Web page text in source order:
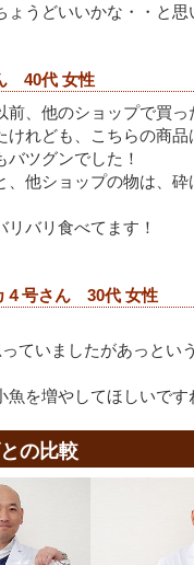
ょうどいいかな・・と思
40代 女性
、他のショップで買っ
けれども、こちらの商品
ツグンでした！
、他ショップの物は、砕
リバリ食べてます！
４号さん 30代 女性
ていましたがあっとい
魚を増やしてほしいです
の比較